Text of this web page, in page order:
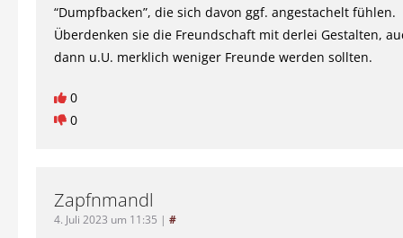
“Dumpfbacken”, die sich davon ggf. angestachelt fühlen.
Überdenken sie die Freundschaft mit derlei Gestalten,
dann u.U. merklich weniger Freunde werden sollten.
0
0
Zapfnmandl
4. Juli 2023 um 11:35 | #